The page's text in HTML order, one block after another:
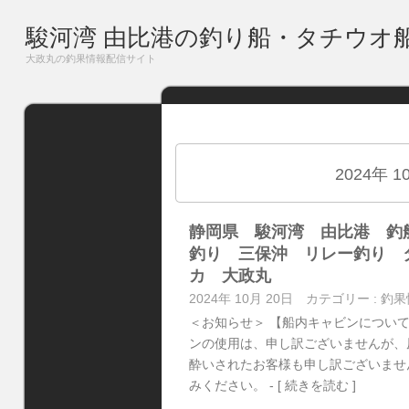
駿河湾 由比港の釣り船・タチウオ
大政丸の釣果情報配信サイト
2024年
静岡県 駿河湾 由比港
釣り 三保沖 リレー釣り
カ 大政丸
2024年 10月 20日 カテゴリー : 釣果
＜お知らせ＞ 【船内キャビンについ
ンの使用は、申し訳ございませんが
酔いされたお客様も申し訳ございま
みください。 - [ 続きを読む ]